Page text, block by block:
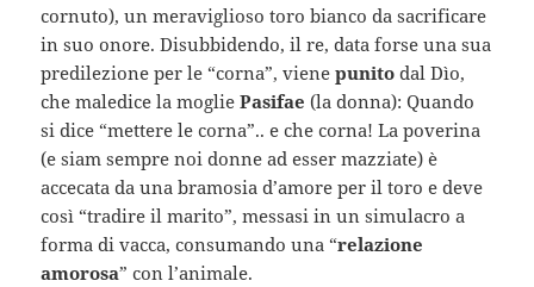
cornuto), un meraviglioso toro bianco da sacrificare
in suo onore. Disubbidendo, il re, data forse una sua
predilezione per le “corna”, vienepunito dal Dìo,
che maledice la mogliePasifae (la donna): Quando
si dice “mettere le corna”.. e che corna! La poverina
(e siam sempre noi donne ad esser mazziate) è
accecata da una bramosia d’amore per il toro e deve
così “tradire il marito”, messasi in un simulacro a
forma di vacca, consumando una “relazione
amorosa” con l’animale.